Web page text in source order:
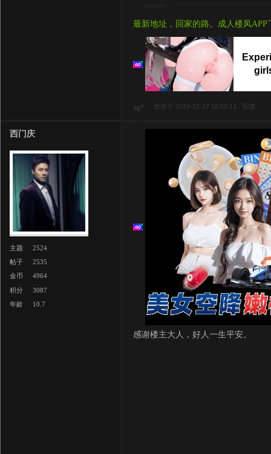
最新地址，回家的路。成人楼凤APP
76# 发表于 2019-12-17 18:58:11 回复
西门庆
主题
2524
帖子
2535
金币
4964
积分
3087
年龄
10.7
感谢楼主大人，好人一生平安。